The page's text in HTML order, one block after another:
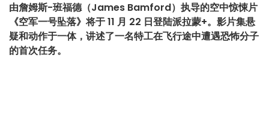
由詹姆斯-班福德（James Bamford）执导的空中惊悚片
《空军一号坠落》将于 11 月 22 日登陆派拉蒙+。影片集悬
疑和动作于一体，讲述了一名特工在飞行途中遭遇恐怖分子
的首次任务。